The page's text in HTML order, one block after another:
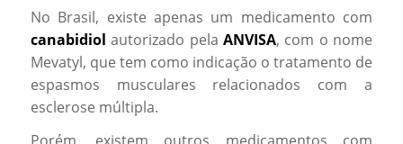
No Brasil, existe apenas um medicamento com
canabidiol autorizado pela ANVISA, com o nome
Mevatyl, que tem como indicação o tratamento de
espasmos musculares relacionados com a
esclerose múltipla.